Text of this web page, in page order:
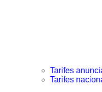
Tarifes
Tarifes